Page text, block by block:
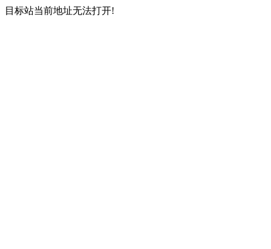
目标站当前地址无法打开!